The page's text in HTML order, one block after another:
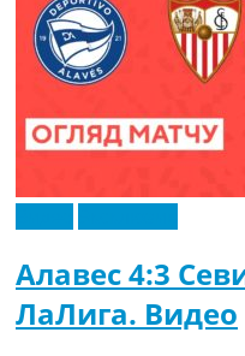
Алавес 4:3
ЛаЛига. Видео